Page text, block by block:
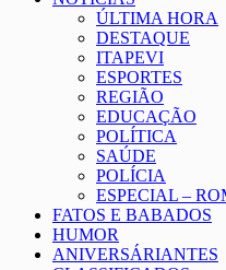
ÚLTIMA HORA
DESTAQUE
ITAPEVI
ESPORTES
REGIÃO
EDUCAÇÃO
POLÍTICA
SAÚDE
POLÍCIA
ESPECIAL –
FATOS E BABADOS
HUMOR
ANIVERSÁRIANTES